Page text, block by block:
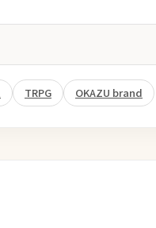
TRPG OKAZU brand